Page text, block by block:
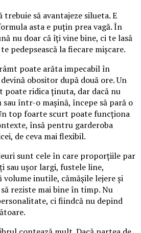
trebuie să avantajeze silueta. E
asta e puțin prea vagă. În
nu doar că îți vine bine, ci te lasă
pedepsească la fiecare mișcare.
poate arăta impecabil în
obositor după două ore. Un
ridica ținuta, dar dacă nu
într-o mașină, începe să pară o
top foarte scurt poate funcționa
însă pentru garderoba
de ceva mai flexibil.
sunt cele în care proporțiile par
sau ușor largi, fustele line,
volume inutile, cămășile lejere și
reziste mai bine în timp. Nu
ci fiindcă nu depind